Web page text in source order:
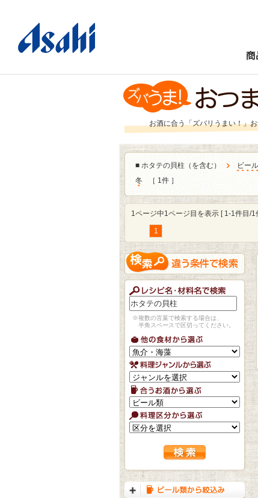
お酒に合う「ズバリうまい！」
■ ホタテの貝柱（を含む） ビー
冬
［ 1件 ］
1ページ中1ページ目を表示 [ 1-1件目/1
1
※複数の言葉で検索する場合は、
半角スペースで区切ってください。